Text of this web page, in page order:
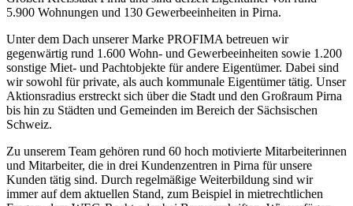
5.900 Wohnungen und 130 Gewerbeeinheiten in Pirna.
Unter dem Dach unserer Marke PROFIMA betreuen wir
gegenwärtig rund 1.600 Wohn- und Gewerbeeinheiten sowie 1.200
sonstige Miet- und Pachtobjekte für andere Eigentümer. Dabei sind
wir sowohl für private, als auch kommunale Eigentümer tätig. Unser
Aktionsradius erstreckt sich über die Stadt und den Großraum Pirna
bis hin zu Städten und Gemeinden im Bereich der Sächsischen
Schweiz.
Zu unserem Team gehören rund 60 hoch motivierte Mitarbeiterinnen
und Mitarbeiter, die in drei Kundenzentren in Pirna für unsere
Kunden tätig sind. Durch regelmäßige Weiterbildung sind wir
immer auf dem aktuellen Stand, zum Beispiel in mietrechtlichen